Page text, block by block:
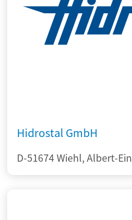
Hidrostal GmbH
D-51674 Wiehl, Albert-